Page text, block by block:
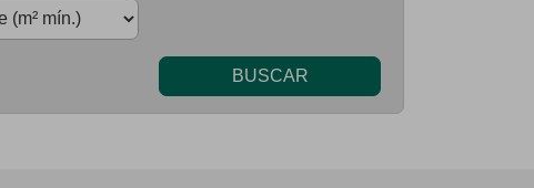
BUSCAR